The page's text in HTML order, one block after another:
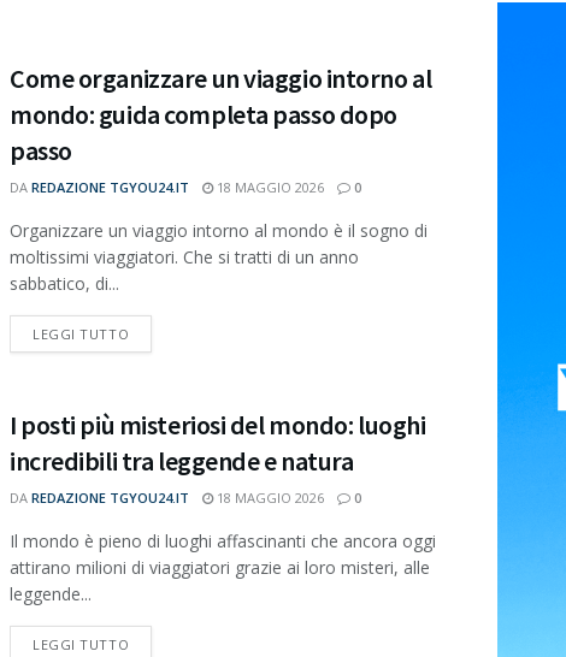
Come organizzare un viaggio intorno al
mondo: guida completa passo dopo
passo
DA REDAZIONE TGYOU24.IT 18 MAGGIO 2026 0
Organizzare un viaggio intorno al mondo è il sogno di
moltissimi viaggiatori. Che si tratti di un anno
sabbatico, di...
LEGGI TUTTO
I posti più misteriosi del mondo: luoghi
incredibili tra leggende e natura
DA REDAZIONE TGYOU24.IT 18 MAGGIO 2026 0
Il mondo è pieno di luoghi affascinanti che ancora oggi
attirano milioni di viaggiatori grazie ai loro misteri, alle
leggende...
LEGGI TUTTO